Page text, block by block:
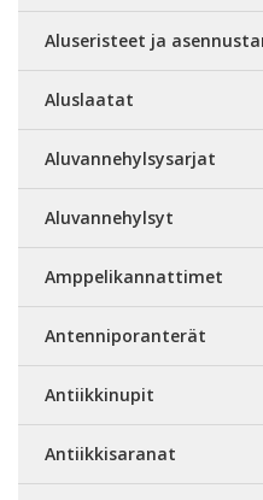
Aluseristeet ja
Aluslaatat
Aluvannehylsysarjat
Aluvannehylsyt
Amppelikannattimet
Antenniporanterät
Antiikkinupit
Antiikkisaranat